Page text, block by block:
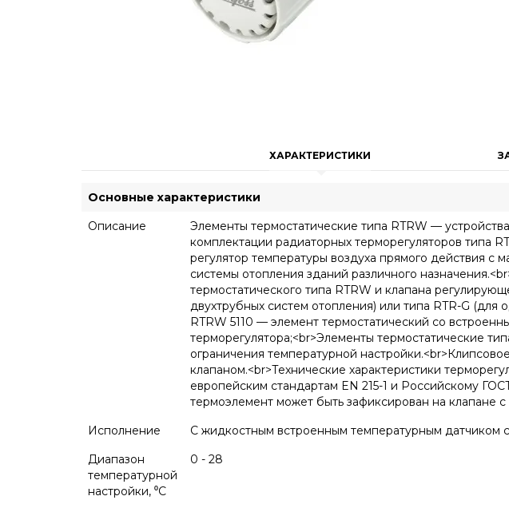
ХАРАКТЕРИСТИКИ
Основные характеристики
Описание
Элементы термостатические типа RTRW —
комплектации радиаторных терморегуляторов типа
регулятор температуры воздуха прямого действия
системы отопления зданий различного
термостатического типа RTRW и клапана
двухтрубных систем отопления) или типа RTR-G
RTRW 5110 — элемент термостатический со
терморегулятора;<br>Элементы термостатические
ограничения температурной
клапаном.<br>Технические характеристики
европейским стандартам EN 215-1 и Российскому
термоэлемент может быть зафиксирован на клапане
Исполнение
С жидкостным встроенным температурным датчиком
Диапазон
температурной
настройки, ⁰С
0 - 28